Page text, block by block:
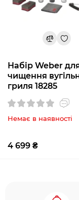
Набір Weber
чищення
гриля 18285
Немає в наявності
4 699 ₴